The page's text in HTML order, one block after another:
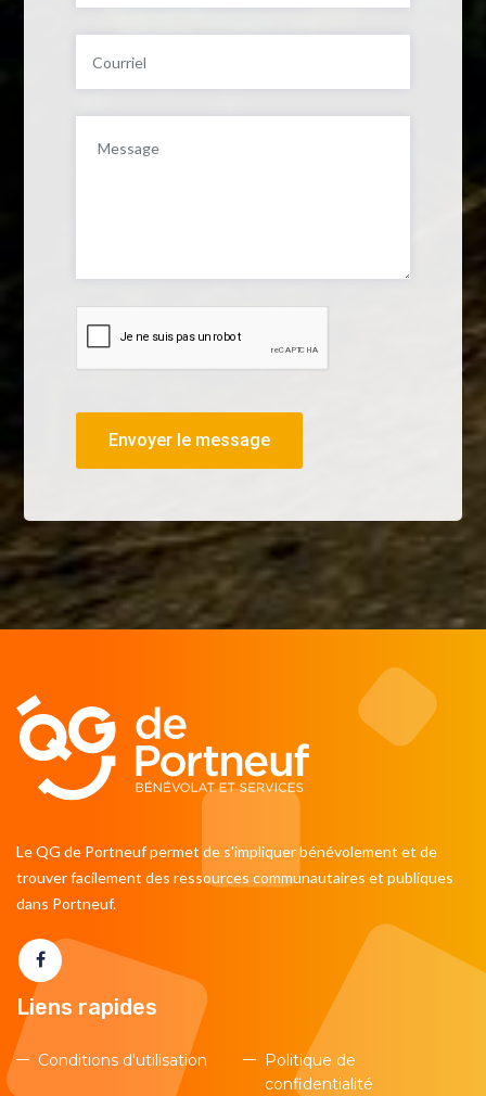
Envoyer le message
Le QG de Portneuf permet de s'impliquer bénévolement et de
trouver facilement des ressources communautaires et publiques
dans Portneuf.
Liens rapides
Conditions d'utilisation
Politique de
confidentialité